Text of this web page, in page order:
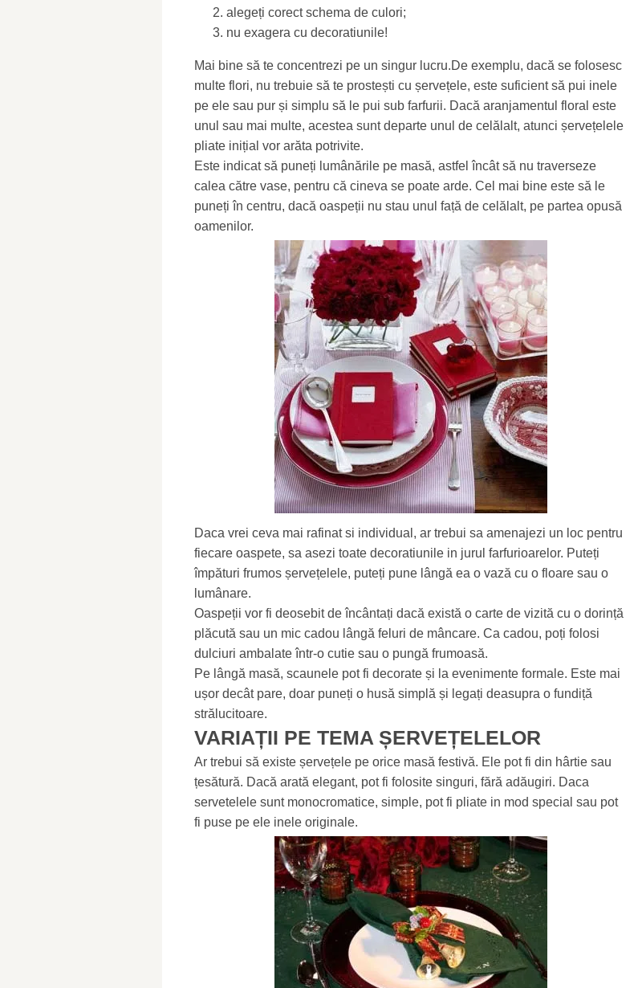
alegeți corect schema de culori;
nu exagera cu decoratiunile!
Mai bine să te concentrezi pe un singur lucru.De exemplu, dacă se folosesc
multe flori, nu trebuie să te prostești cu șervețele, este suficient să pui inele
pe ele sau pur și simplu să le pui sub farfurii. Dacă aranjamentul floral este
unul sau mai multe, acestea sunt departe unul de celălalt, atunci șervețelele
pliate inițial vor arăta potrivite.
Este indicat să puneți lumânările pe masă, astfel încât să nu traverseze
calea către vase, pentru că cineva se poate arde. Cel mai bine este să le
puneți în centru, dacă oaspeții nu stau unul față de celălalt, pe partea opusă
oamenilor.
Daca vrei ceva mai rafinat si individual, ar trebui sa amenajezi un loc pentru
fiecare oaspete, sa asezi toate decoratiunile in jurul farfurioarelor. Puteți
împături frumos șervețelele, puteți pune lângă ea o vază cu o floare sau o
lumânare.
Oaspeții vor fi deosebit de încântați dacă există o carte de vizită cu o dorință
plăcută sau un mic cadou lângă feluri de mâncare. Ca cadou, poți folosi
dulciuri ambalate într-o cutie sau o pungă frumoasă.
Pe lângă masă, scaunele pot fi decorate și la evenimente formale. Este mai
ușor decât pare, doar puneți o husă simplă și legați deasupra o fundiță
strălucitoare.
VARIAȚII PE TEMA ȘERVEȚELELOR
Ar trebui să existe șervețele pe orice masă festivă. Ele pot fi din hârtie sau
țesătură. Dacă arată elegant, pot fi folosite singuri, fără adăugiri. Daca
servetelele sunt monocromatice, simple, pot fi pliate in mod special sau pot
fi puse pe ele inele originale.